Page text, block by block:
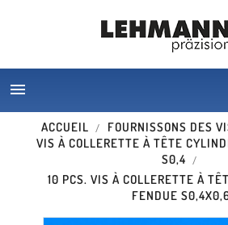

ACCUEIL
FOURNISSONS DES
VIS À COLLERETTE À TÊTE
S0,4
10 PCS. VIS À COLLERETTE À
FENDUE